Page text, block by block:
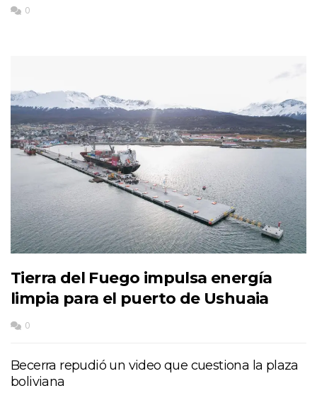
0
Tierra del Fuego impulsa energía
limpia para el puerto de Ushuaia
0
Becerra repudió un video que cuestiona la plaza
boliviana